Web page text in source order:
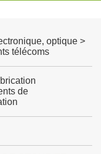
optique >
télécoms
de